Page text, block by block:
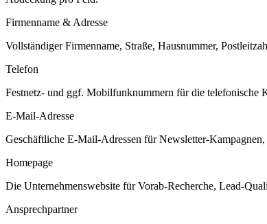
Firmenname & Adresse
Vollständiger Firmenname, Straße, Hausnummer,
Telefon
Festnetz- und ggf. Mobilfunknummern für die telefonische
E-Mail-Adresse
Geschäftliche E-Mail-Adressen für Newsletter-
Homepage
Die Unternehmenswebsite für Vorab-Recherche, Lead-
Ansprechpartner